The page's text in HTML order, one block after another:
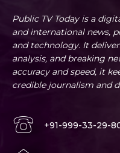
Public TV Today is a
and international news,
and technology. It
analysis, and breaking
accuracy and speed, it
credible journalism and
+91-999-33-29-